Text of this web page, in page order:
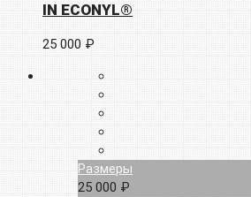
IN ECONYL®
25 000 ₽
Размеры
25 000 ₽